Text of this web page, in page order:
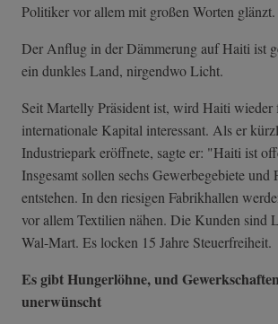
Politiker vor allem mit großen Worten glänzt.
Der Anflug in der Dämmerung auf Haiti ist
ein dunkles Land, nirgendwo Licht.
Seit Martelly Präsident ist, wird Haiti wieder
internationale Kapital interessant. Als er
Industriepark eröffnete, sagte er: "Haiti ist
Insgesamt sollen sechs Gewerbegebiete und
entstehen. In den riesigen Fabrikhallen
vor allem Textilien nähen. Die Kunden sind
Wal-Mart. Es locken 15 Jahre Steuerfreiheit.
Es gibt Hungerlöhne, und
unerwünscht